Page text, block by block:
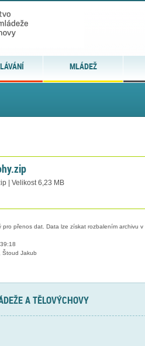
MLÁDEŽ
| Velikost 6,23 MB
přenos dat. Data lze získat rozbalením archivu
Jakub
A TĚLOVÝCHOVY